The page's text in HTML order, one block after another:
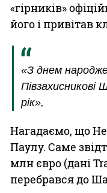
«гірників»
його і привітав
«З днем
рік»,
Нагадаємо, що
Паулу. Саме
млн євро (дані
перебрався до